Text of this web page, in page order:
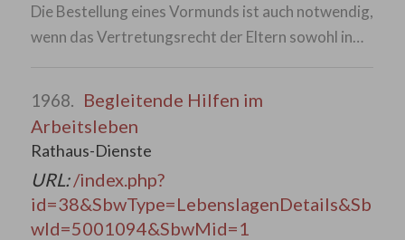
Die Bestellung eines Vormunds ist auch notwendig,
wenn das Vertretungsrecht der Eltern sowohl in…
1968. Begleitende Hilfen im
Arbeitsleben
Rathaus-Dienste
URL:/index.php?
id=38&SbwType=LebenslagenDetails&Sb
wId=5001094&SbwMid=1